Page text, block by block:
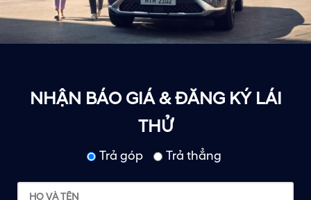
NHẬN BÁO GIÁ & ĐĂNG KÝ LÁI
THỬ
Trả góp Trả thẳng